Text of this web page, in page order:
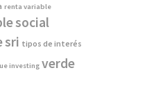
renta variable
social
sri tipos de interés
investing verde